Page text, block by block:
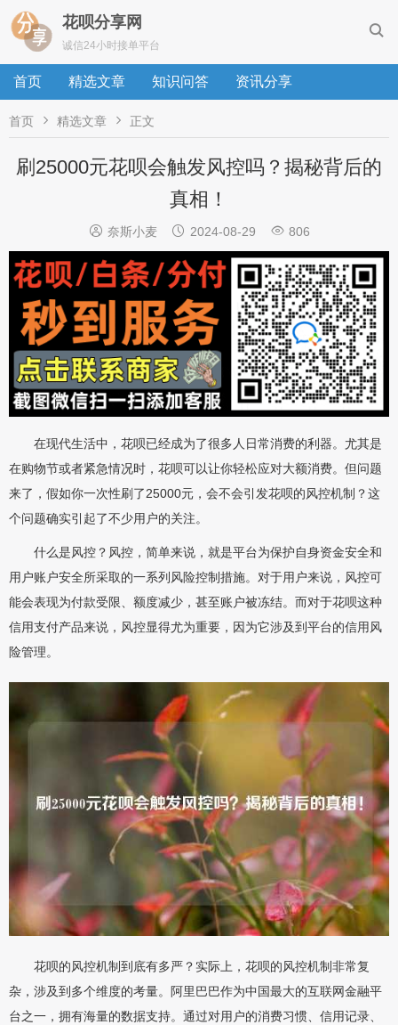

花呗分享网
诚信24小时接单平台
首页 精选文章 知识问答 资讯分享
首页  精选文章  正文
刷25000元花呗会触发风控吗？揭秘背后的
真相！
 奈斯小麦  2024-08-29  806
在现代生活中，花呗已经成为了很多人日常消费的利器。尤其是
在购物节或者紧急情况时，花呗可以让你轻松应对大额消费。但问题
来了，假如你一次性刷了25000元，会不会引发花呗的风控机制？这
个问题确实引起了不少用户的关注。
什么是风控？风控，简单来说，就是平台为保护自身资金安全和
用户账户安全所采取的一系列风险控制措施。对于用户来说，风控可
能会表现为付款受限、额度减少，甚至账户被冻结。而对于花呗这种
信用支付产品来说，风控显得尤为重要，因为它涉及到平台的信用风
险管理。
花呗的风控机制到底有多严？实际上，花呗的风控机制非常复
杂，涉及到多个维度的考量。阿里巴巴作为中国最大的互联网金融平
台之一，拥有海量的数据支持。通过对用户的消费习惯、信用记录、